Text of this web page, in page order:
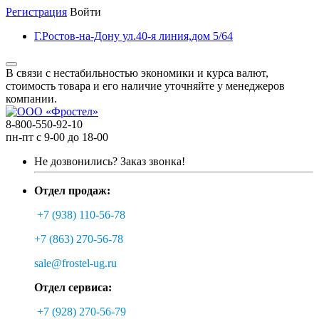
Регистрация Войти
Г.Ростов-на-Дону ул.40-я линия,дом 5/64
В связи с нестабильностью экономики и курса валют,
стоимость товара и его наличие уточняйте у менеджеров
компании.
8-800-550-92-10
пн-пт с 9-00 до 18-00
Не дозвонились? Заказ звонка!
Отдел продаж:
+7 (938) 110-56-78
+7 (863) 270-56-78
sale@frostel-ug.ru
Отдел сервиса:
+7 (928) 270-56-79